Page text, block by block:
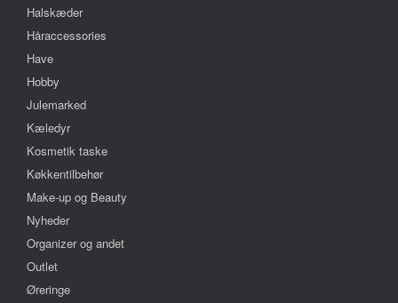
Halskæder
Håraccessories
Have
Hobby
Julemarked
Kæledyr
Kosmetik taske
Køkkentilbehør
Make-up og Beauty
Nyheder
Organizer og andet
Outlet
Øreringe